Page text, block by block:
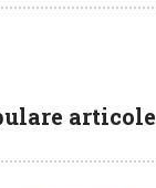
articole